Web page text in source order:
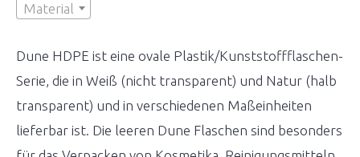
Material
Dune HDPE ist eine ovale Plastik/Kunststoffflaschen-
Serie, die in Weiß (nicht transparent) und Natur (halb
transparent) und in verschiedenen Maßeinheiten
lieferbar ist. Die leeren Dune Flaschen sind besonders